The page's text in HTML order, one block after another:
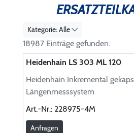
Kategorie: Alle
18987 Einträge gefunden.
Heidenhain LS 303 ML 120
Heidenhain Inkremental
Längenmesssystem
Art.-Nr.: 228975-4M
Anfragen